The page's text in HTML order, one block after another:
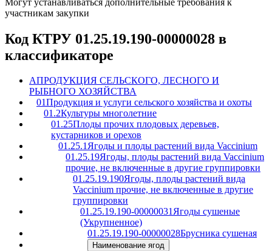
участникам закупки
Код КТРУ 01.25.19.190-00000028 в
классификаторе
AПРОДУКЦИЯ СЕЛЬСКОГО, ЛЕСНОГО И
РЫБНОГО ХОЗЯЙСТВА
01Продукция и услуги сельского хозяйства и охоты
01.2Культуры многолетние
01.25Плоды прочих плодовых деревьев,
кустарников и орехов
01.25.1Ягоды и плоды растений вида Vaccinium
01.25.19Ягоды, плоды растений вида Vaccinium
прочие, не включенные в другие группировки
01.25.19.190Ягоды, плоды растений вида
Vaccinium прочие, не включенные в другие
группировки
01.25.19.190-00000031Ягоды сушеные
(Укрупненное)
01.25.19.190-00000028Брусника сушеная
Наименование ягод